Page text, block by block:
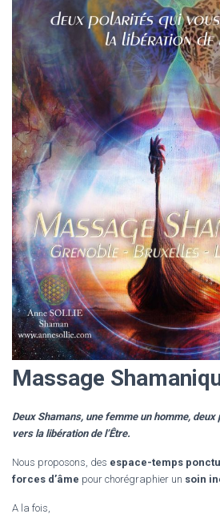
Massage
Deux Shamans, une femme un homme,
vers la libération de l’Être.
Nous proposons, des espace-temps
forces d’âme pour chorégraphier un soin
A la fois,